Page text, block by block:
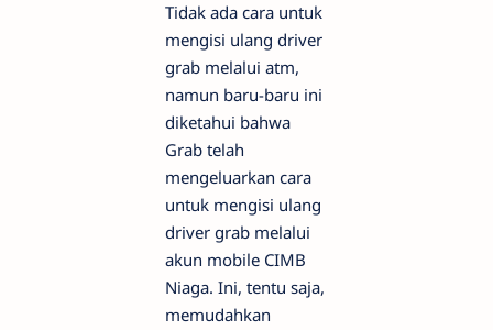
Tidak ada cara untuk
mengisi ulang driver
grab melalui atm,
namun baru-baru ini
diketahui bahwa
Grab telah
mengeluarkan cara
untuk mengisi ulang
driver grab melalui
akun mobile CIMB
Niaga. Ini, tentu saja,
memudahkan